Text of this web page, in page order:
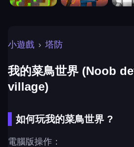
小遊戲 › 塔防
我的菜鳥世界 (Noob
village)
如何玩我的菜鳥世界 ?
電腦版操作：